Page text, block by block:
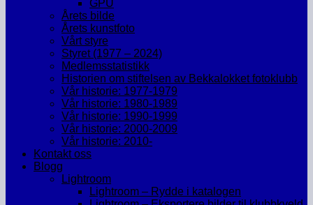
GPU
Årets bilde
Årets kunstfoto
Vårt styre
Styret (1977 – 2024)
Medlemsstatistikk
Historien om stiftelsen av Bekkalokket fotoklubb
Vår historie: 1977-1979
Vår historie: 1980-1989
Vår historie: 1990-1999
Vår historie: 2000-2009
Vår historie: 2010-
Kontakt oss
Blogg
Lightroom
Lightroom – Rydde i katalogen